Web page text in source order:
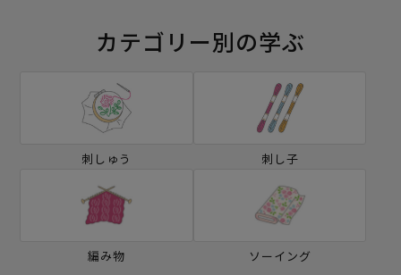
カテゴリー別の学ぶ
刺しゅう 刺し子
編み物 ソーイング